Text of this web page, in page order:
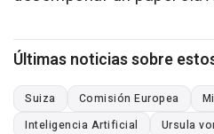
Últimas noticias sobre
Suiza Comisión Europea
Inteligencia Artificial
Ursula